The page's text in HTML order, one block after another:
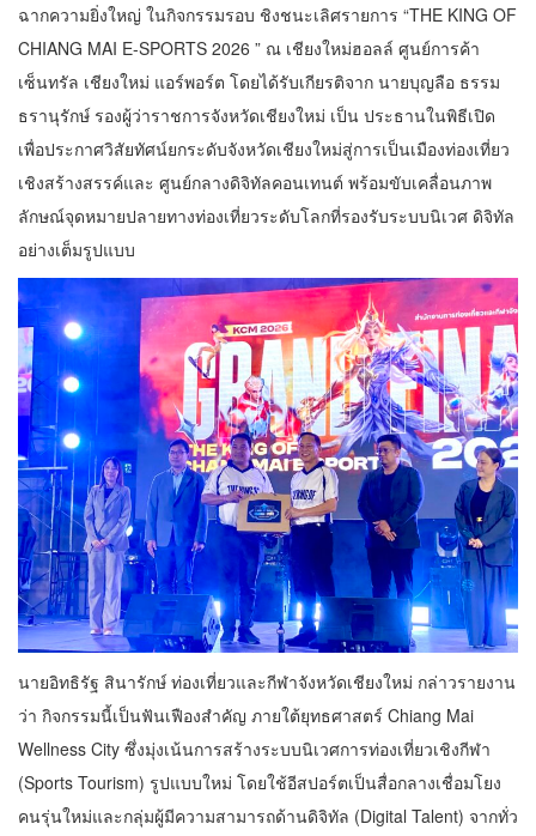
ฉากความยิ่งใหญ่ ในกิจกรรมรอบ ชิงชนะเลิศรายการ “THE KING OF
CHIANG MAI E-SPORTS 2026 ” ณ เชียงใหม่ฮอลล์ ศูนย์การค้า
เซ็นทรัล เชียงใหม่ แอร์พอร์ต โดยได้รับเกียรติจาก นายบุญลือ ธรรม
ธรานุรักษ์ รองผู้ว่าราชการจังหวัดเชียงใหม่ เป็น ประธานในพิธีเปิด
เพื่อประกาศวิสัยทัศน์ยกระดับจังหวัดเชียงใหม่สู่การเป็นเมืองท่องเที่ยว
เชิงสร้างสรรค์และ ศูนย์กลางดิจิทัลคอนเทนต์ พร้อมขับเคลื่อนภาพ
ลักษณ์จุดหมายปลายทางท่องเที่ยวระดับโลกที่รองรับระบบนิเวศ ดิจิทัล
อย่างเต็มรูปแบบ
นายอิทธิรัฐ สินารักษ์ ท่องเที่ยวและกีฬาจังหวัดเชียงใหม่ กล่าวรายงาน
ว่า กิจกรรมนี้เป็นฟันเฟืองสำคัญ ภายใต้ยุทธศาสตร์ Chiang Mai
Wellness City ซึ่งมุ่งเน้นการสร้างระบบนิเวศการท่องเที่ยวเชิงกีฬา
(Sports Tourism) รูปแบบใหม่ โดยใช้อีสปอร์ตเป็นสื่อกลางเชื่อมโยง
คนรุ่นใหม่และกลุ่มผู้มีความสามารถด้านดิจิทัล (Digital Talent) จากทั่ว